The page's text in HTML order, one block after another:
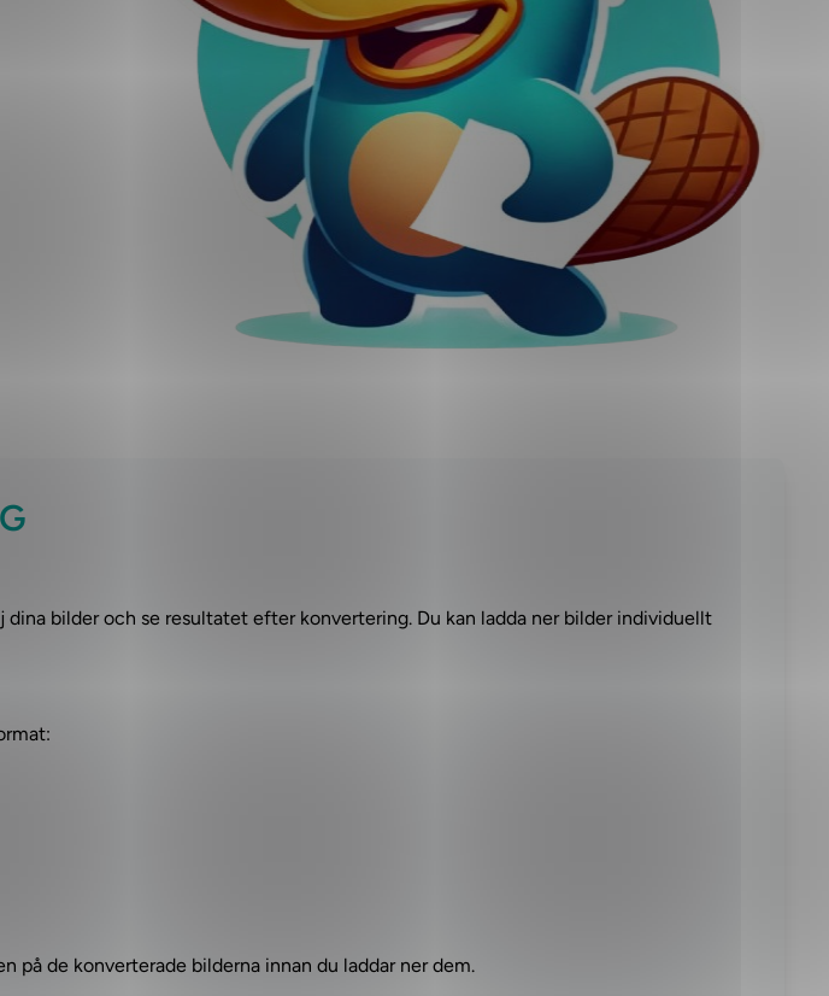
bilder och se resultatet efter konvertering. Du kan ladda ner bilder individuellt
på de konverterade bilderna innan du laddar ner dem.